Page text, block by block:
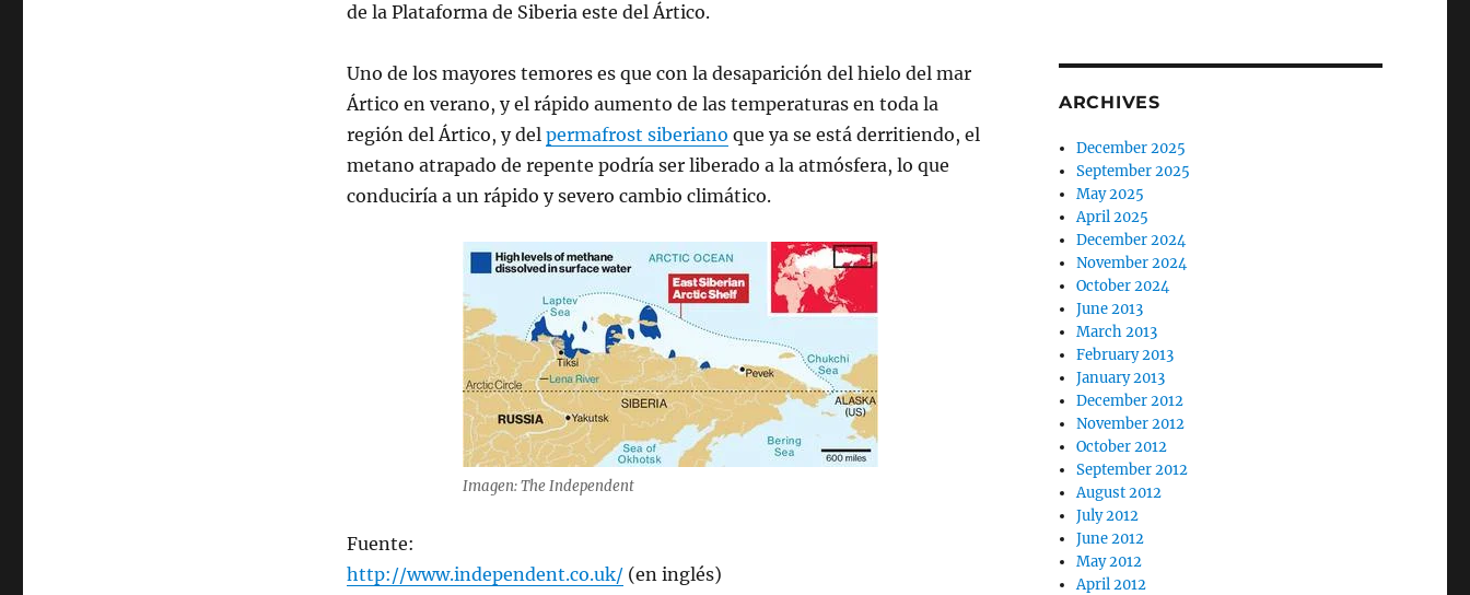
de la Plataforma de Siberia este del Ártico.
Uno de los mayores temores es que con la desaparición del hielo del mar
Ártico en verano, y el rápido aumento de las temperaturas en toda la
región del Ártico, y del permafrost siberiano que ya se está derritiendo, el
metano atrapado de repente podría ser liberado a la atmósfera, lo que
conduciría a un rápido y severo cambio climático.
Imagen: The Independent
Fuente:
http://www.independent.co.uk/(en inglés)
ARCHIVES
December 2025
September 2025
May 2025
April 2025
December 2024
November 2024
October 2024
June 2013
March 2013
February 2013
January 2013
December 2012
November 2012
October 2012
September 2012
August 2012
July 2012
June 2012
May 2012
April 2012